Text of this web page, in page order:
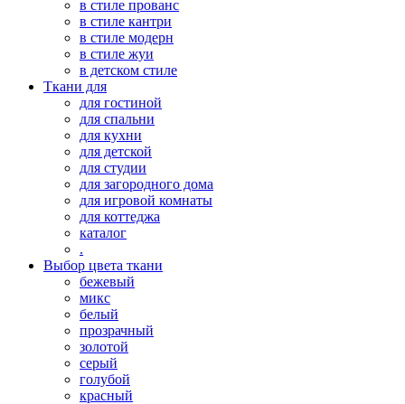
в стиле прованс
в стиле кантри
в стиле модерн
в стиле жуи
в детском стиле
Ткани для
для гостиной
для спальни
для кухни
для детской
для студии
для загородного дома
для игровой комнаты
для коттеджа
каталог
.
Выбор цвета ткани
бежевый
микс
белый
прозрачный
золотой
серый
голубой
красный